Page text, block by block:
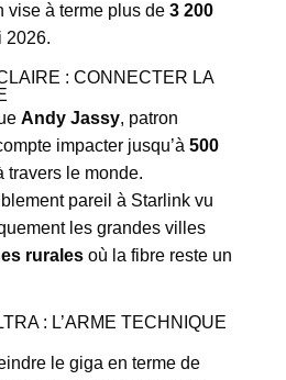
vise à terme plus de 3 200
2026.
: CONNECTER LA
Andy Jassy, patron
impacter jusqu’à 500
travers le monde.
pareil à Starlink vu
les grandes villes
ruralesoù la fibre reste un
: L’ARME TECHNIQUE
le giga en terme de